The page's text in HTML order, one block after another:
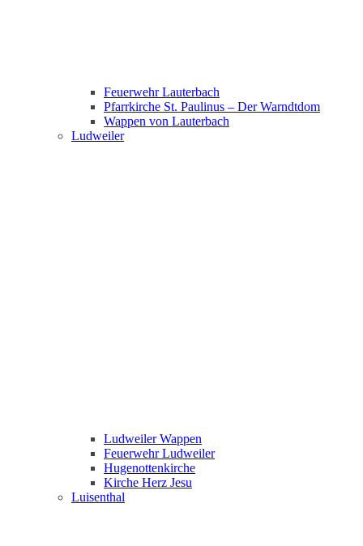
Feuerwehr Lauterbach
Pfarrkirche St. Paulinus – Der Warndtdom
Wappen von Lauterbach
Ludweiler
Ludweiler Wappen
Feuerwehr Ludweiler
Hugenottenkirche
Kirche Herz Jesu
Luisenthal